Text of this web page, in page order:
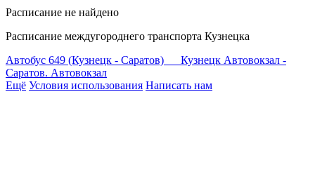
Расписание не найдено
Расписание междугороднего транспорта Кузнецка
Автобус 649 (Кузнецк - Саратов) Кузнецк Автовокзал -
Саратов. Автовокзал
Ещё Условия использования Написать нам